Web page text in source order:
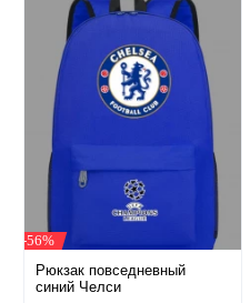
-56%
Рюкзак повседневный
синий Челси